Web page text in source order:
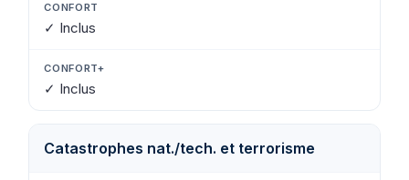
✓ Inclus
✓ Inclus
Catastrophes nat./tech. et terrorisme